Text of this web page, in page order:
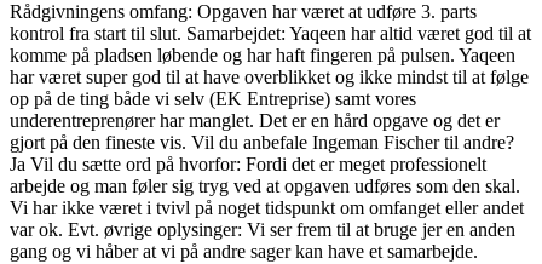
Rådgivningens omfang: Opgaven har været at udføre 3. parts
kontrol fra start til slut. Samarbejdet: Yaqeen har altid været god til at
komme på pladsen løbende og har haft fingeren på pulsen. Yaqeen
har været super god til at have overblikket og ikke mindst til at følge
op på de ting både vi selv (EK Entreprise) samt vores
underentreprenører har manglet. Det er en hård opgave og det er
gjort på den fineste vis. Vil du anbefale Ingeman Fischer til andre?
Ja Vil du sætte ord på hvorfor: Fordi det er meget professionelt
arbejde og man føler sig tryg ved at opgaven udføres som den skal.
Vi har ikke været i tvivl på noget tidspunkt om omfanget eller andet
var ok. Evt. øvrige oplysinger: Vi ser frem til at bruge jer en anden
gang og vi håber at vi på andre sager kan have et samarbejde.